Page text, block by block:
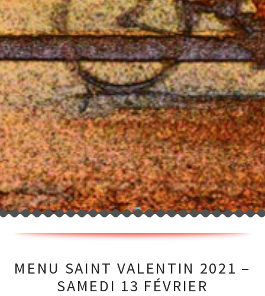
MENU SAINT VALENTIN 2021 –
SAMEDI 13 FÉVRIER